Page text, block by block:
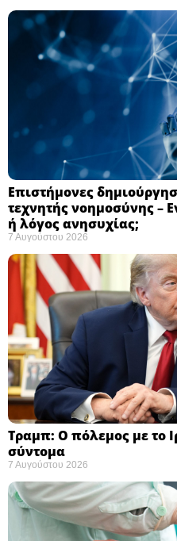
Επιστήμονες
τεχνητής νοημοσύνης
ή λόγος ανησυχίας; ​
7 Αυγούστου 2026
Τραμπ: Ο πόλεμος με το
σύντομα ​
7 Αυγούστου 2026